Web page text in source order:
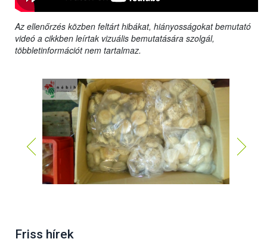
Az ellenőrzés közben feltárt hibákat, hiányosságokat bemutató
videó a cikkben leírtak vizuális bemutatására szolgál,
többletinformációt nem tartalmaz.
Friss hírek